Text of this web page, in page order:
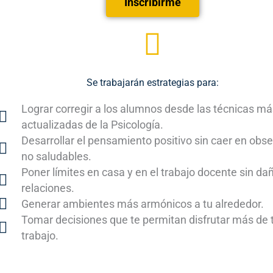
Se trabajarán estrategias para:
Lograr corregir a los alumnos desde las técnicas
actualizadas de la Psicología.
Desarrollar el pensamiento positivo sin caer en
no saludables.
Poner límites en casa y en el trabajo docente sin
relaciones.
Generar ambientes más armónicos a tu alrededor.
Tomar decisiones que te permitan disfrutar más de
trabajo.